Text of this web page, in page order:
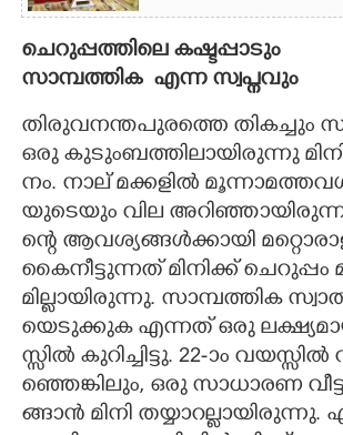
ചെ​റു​പ്പ​ത്തി​ലെ​ ​ക​ഷ്ട​പ്പാ​ടും
സാ​മ്പ​ത്തി​ക​ ​ എന്ന​ ​സ്വ​പ്ന​വും​
തി​രു​വ​ന​ന്ത​പു​ര​ത്തെ​ ​തി​ക​ച്ചും​
​ഒ​രു​ ​കു​ടും​ബ​ത്തി​ലാ​യി​രു​ന്നു​
നം.​ ​നാ​ല് ​മ​ക്ക​ളി​ൽ​
യു​ടെ​യും​ ​വി​ല​
ന്റെ​ ​ആ​വ​ശ്യ​ങ്ങ​ൾ​ക്കാ​യി​
കൈ​നീ​ട്ടു​ന്ന​ത് ​മി​നി​ക്ക് ​ചെ​റു​പ്പം​
മി​ല്ലാ​യി​രു​ന്നു.​ ​സാ​മ്പ​ത്തി​ക​
യെ​ടു​ക്കു​ക​ ​എ​ന്ന​ത് ​ഒ​രു​
സ്സി​ൽ​ ​കു​റി​ച്ചി​ട്ടു.​ 22​-ാം​
ഞ്ഞെ​ങ്കി​ലും,​ ​ഒ​രു​ ​സാ​ധാ​ര​ണ​
ങ്ങാ​ൻ​ ​മി​നി​